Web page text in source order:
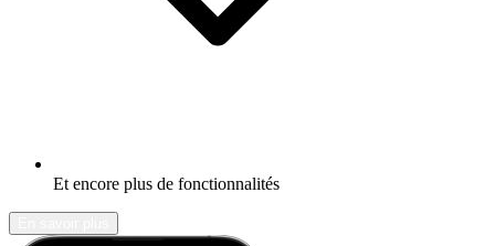
Et encore plus de fonctionnalités